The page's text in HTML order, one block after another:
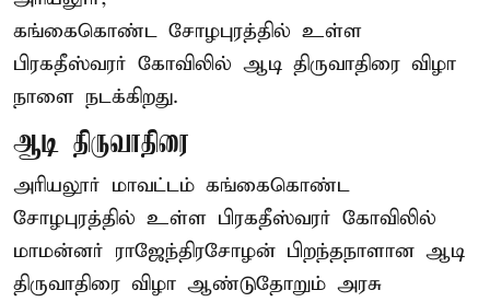
கங்கைகொண்ட சோழபுரத்தில் உள்ள
பிரகதீஸ்வரர் கோவிலில் ஆடி திருவாதிரை விழா
நாளை நடக்கிறது.
ஆடி திருவாதிரை
அரியலூர் மாவட்டம் கங்கைகொண்ட
சோழபுரத்தில் உள்ள பிரகதீஸ்வரர் கோவிலில்
மாமன்னர் ராஜேந்திரசோழன் பிறந்தநாளான ஆடி
திருவாதிரை விழா ஆண்டுதோறும் அரசு